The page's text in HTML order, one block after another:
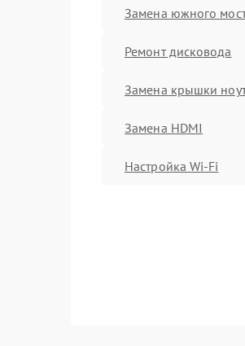
Замена южного
Ремонт дисковода
Замена крышки
Замена HDMI
Настройка Wi-Fi